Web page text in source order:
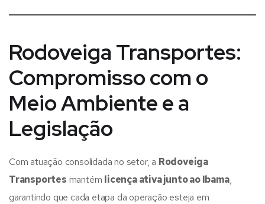
Rodoveiga Transportes:
Compromisso com o
Meio Ambiente e a
Legislação
Com atuação consolidada no setor, a Rodoveiga
Transportes mantém licença ativa junto ao Ibama,
garantindo que cada etapa da operação esteja em